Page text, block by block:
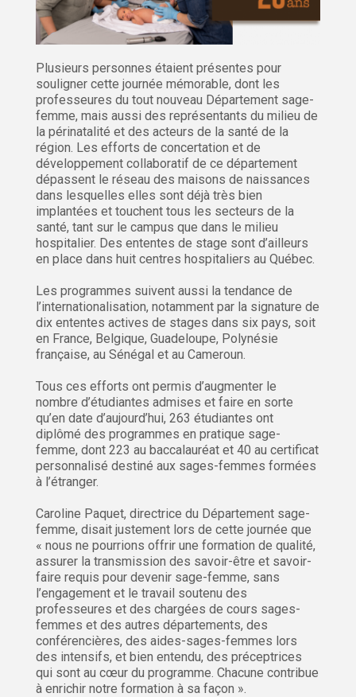
Plusieurs personnes étaient présentes pour
souligner cette journée mémorable, dont les
professeures du tout nouveau Département sage-
femme, mais aussi des représentants du milieu de
la périnatalité et des acteurs de la santé de la
région. Les efforts de concertation et de
développement collaboratif de ce département
dépassent le réseau des maisons de naissances
dans lesquelles elles sont déjà très bien
implantées et touchent tous les secteurs de la
santé, tant sur le campus que dans le milieu
hospitalier. Des ententes de stage sont d’ailleurs
en place dans huit centres hospitaliers au Québec.
Les programmes suivent aussi la tendance de
l’internationalisation, notamment par la signature de
dix ententes actives de stages dans six pays, soit
en France, Belgique, Guadeloupe, Polynésie
française, au Sénégal et au Cameroun.
Tous ces efforts ont permis d’augmenter le
nombre d’étudiantes admises et faire en sorte
qu’en date d’aujourd’hui, 263 étudiantes ont
diplômé des programmes en pratique sage-
femme, dont 223 au baccalauréat et 40 au certificat
personnalisé destiné aux sages-femmes formées
à l’étranger.
Caroline Paquet, directrice du Département sage-
femme, disait justement lors de cette journée que
« nous ne pourrions offrir une formation de qualité,
assurer la transmission des savoir-être et savoir-
faire requis pour devenir sage-femme, sans
l’engagement et le travail soutenu des
professeures et des chargées de cours sages-
femmes et des autres départements, des
conférencières, des aides-sages-femmes lors
des intensifs, et bien entendu, des préceptrices
qui sont au cœur du programme. Chacune contribue
à enrichir notre formation à sa façon ».